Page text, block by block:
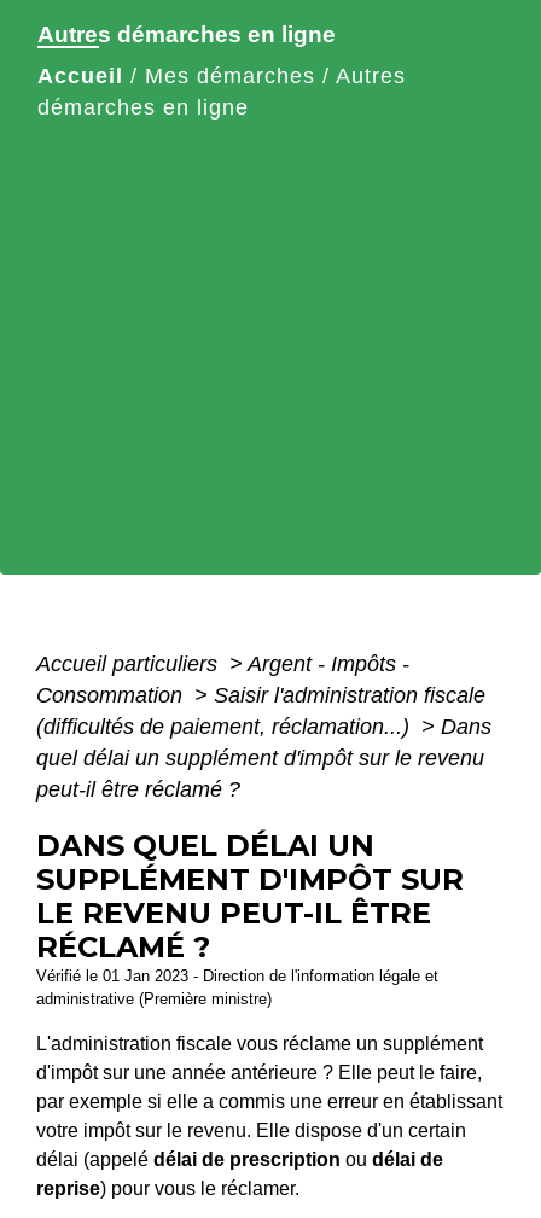
Autres démarches en ligne
Accueil / Mes démarches / Autres
démarches en ligne
Accueil particuliers > Argent - Impôts -
Consommation > Saisir l'administration fiscale
(difficultés de paiement, réclamation...) > Dans
quel délai un supplément d'impôt sur le revenu
peut-il être réclamé ?
DANS QUEL DÉLAI UN
SUPPLÉMENT D'IMPÔT SUR
LE REVENU PEUT-IL ÊTRE
RÉCLAMÉ ?
Vérifié le 01 Jan 2023 - Direction de l'information légale et
administrative (Première ministre)
L'administration fiscale vous réclame un supplément
d'impôt sur une année antérieure ? Elle peut le faire,
par exemple si elle a commis une erreur en établissant
votre impôt sur le revenu. Elle dispose d'un certain
délai (appelé délai de prescription ou délai de
reprise) pour vous le réclamer.